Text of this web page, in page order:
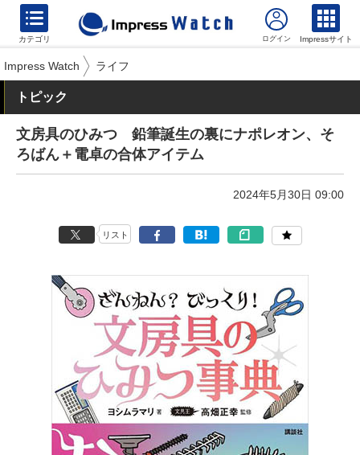
カテゴリ Impressサイト
Impress Watch ライフ
トピック
文房具のひみつ 鉛筆誕生の裏にナポレオン、そ
ろばん＋電卓の合体アイテム
2024年5月30日 09:00
リスト